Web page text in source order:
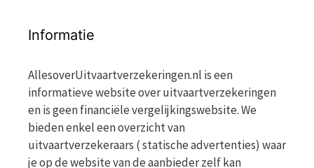
Informatie
AllesoverUitvaartverzekeringen.nl is een
informatieve website over uitvaartverzekeringen
en is geen financiële vergelijkingswebsite. We
bieden enkel een overzicht van
uitvaartverzekeraars ( statische advertenties) waar
je op de website van de aanbieder zelf kan